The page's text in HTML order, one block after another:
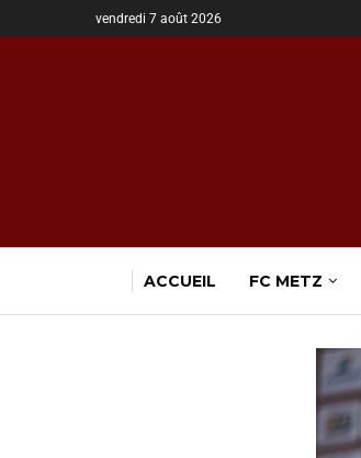
vendredi 7 août 2026
ACCUEIL FC METZ